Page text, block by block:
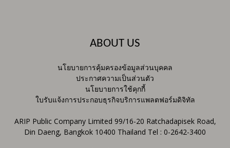
ABOUT US
นโยบายการคุ้มครองข้อมูลส่วนบุคคล
ประกาศความเป็นส่วนตัว
นโยบายการใช้คุกกี้
ใบรับแจ้งการประกอบธุรกิจบริการแพลตฟอร์มดิจิทัล
ARIP Public Company Limited 99/16-20 Ratchadapisek Road,
Din Daeng, Bangkok 10400 Thailand Tel : 0-2642-3400